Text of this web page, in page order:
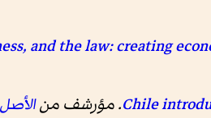
الأصل